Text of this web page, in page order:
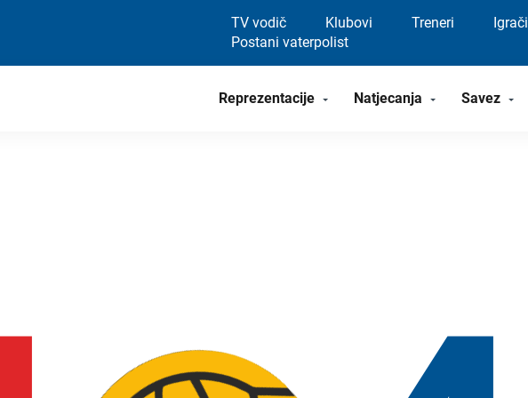
TV vodič Klubovi Treneri
Igrači
Postani vaterpolist
Reprezentacije Natjecanja Savez